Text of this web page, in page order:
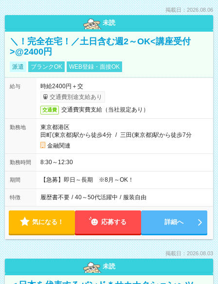
掲載日：2026.08.06
未読
＼！完全在宅！／土日含む週2～OK<講座受付
>@2400円
派遣 ブランクOK WEB登録・面接OK
給与
時給2400円＋交
交通費別途支給あり
交通費 交通費実費支給（当社規定あり）
勤務地
東京都港区
田町(東京都)駅から徒歩4分 / 三田(東京都)駅から徒歩7分
金融関連
勤務時間 8:30～12:30
期間 【急募】即日～長期 ※8月～OK！
特徴 履歴書不要 / 40～50代活躍中 / 服装自由
気になる！ 応募する 詳細へ
掲載日：2026.08.03
未読